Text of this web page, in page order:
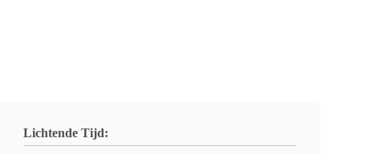
Lichtende Tijd: